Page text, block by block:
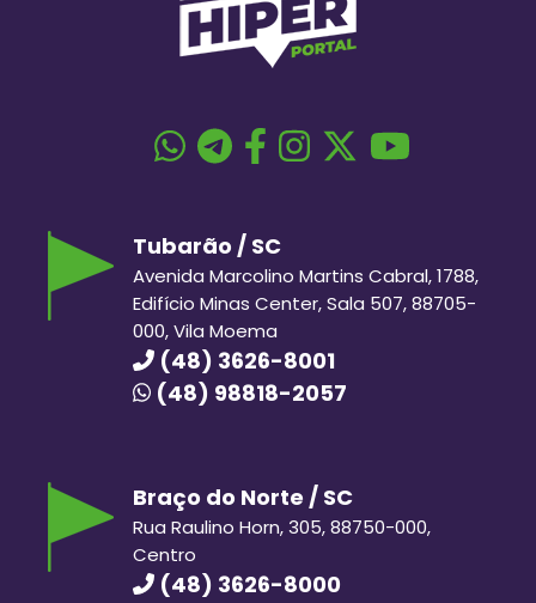
Tubarão / SC
Avenida Marcolino Martins Cabral, 1788,
Edifício Minas Center, Sala 507, 88705-
000, Vila Moema
(48) 3626-8001
(48) 98818-2057
Braço do Norte / SC
Rua Raulino Horn, 305, 88750-000,
Centro
(48) 3626-8000